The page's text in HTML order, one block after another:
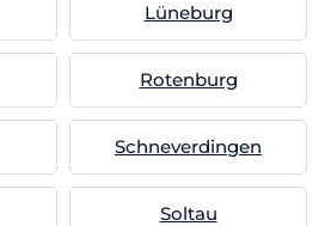
Lüneburg
Rotenburg
Schneverdingen
Soltau